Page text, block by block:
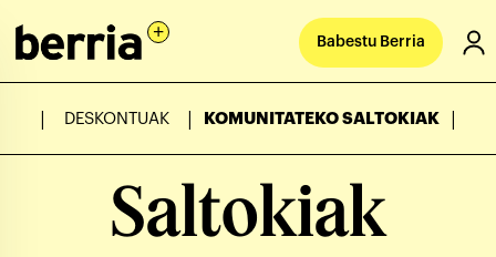
Babestu Berria
| DESKONTUAK | KOMUNITATEKO SALTOKIAK |
Saltokiak